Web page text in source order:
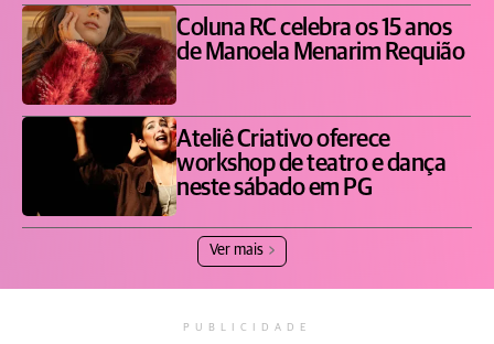
Coluna RC celebra os 15 anos
de Manoela Menarim Requião
Ateliê Criativo oferece
workshop de teatro e dança
neste sábado em PG
Ver mais
PUBLICIDADE